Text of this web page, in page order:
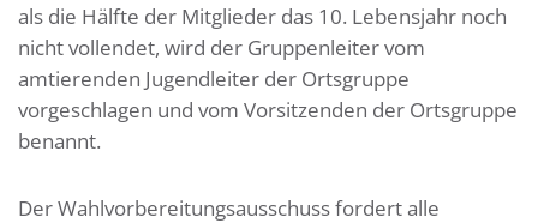
als die Hälfte der Mitglieder das 10. Lebensjahr noch
nicht vollendet, wird der Gruppenleiter vom
amtierenden Jugendleiter der Ortsgruppe
vorgeschlagen und vom Vorsitzenden der Ortsgruppe
benannt.
Der Wahlvorbereitungsausschuss fordert alle